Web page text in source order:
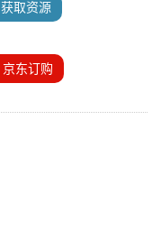
获取资源
京东订购